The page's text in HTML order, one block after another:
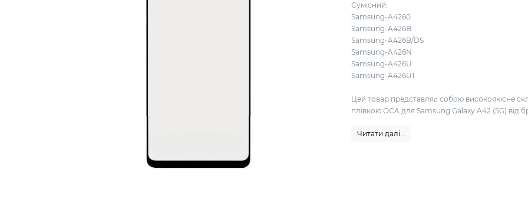
Сумісний:
Samsung-A4260
Samsung-A426B
Samsung-A426B/DS
Samsung-A426N
Samsung-A426U
Samsung-A426U1
Цей товар представляє собою високоякісне
плівкою OCA для Samsung Galaxy A42 (5G) від
Читати далі...